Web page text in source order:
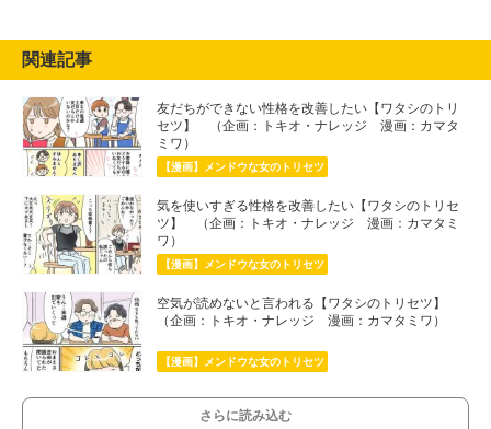
関連記事
友だちができない性格を改善したい【ワタシのトリ
セツ】 （企画：トキオ・ナレッジ 漫画：カマタ
ミワ）
【漫画】メンドウな女のトリセツ
気を使いすぎる性格を改善したい【ワタシのトリセ
ツ】 （企画：トキオ・ナレッジ 漫画：カマタミ
ワ）
【漫画】メンドウな女のトリセツ
空気が読めないと言われる【ワタシのトリセツ】
（企画：トキオ・ナレッジ 漫画：カマタミワ）
【漫画】メンドウな女のトリセツ
さらに読み込む